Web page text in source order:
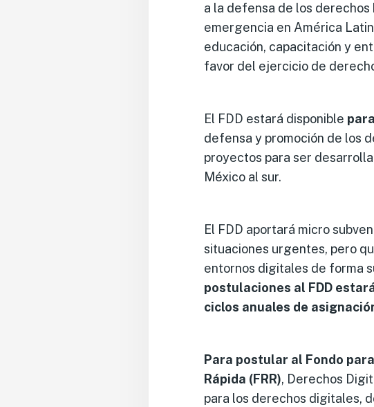
a la defensa de los
emergencia en América
educación, capacitación y
favor del ejercicio de
El FDD estará disponible
defensa y promoción de los
proyectos para ser
México al sur.
El FDD aportará micro
situaciones urgentes, pero
entornos digitales de forma
postulaciones al FDD
ciclos anuales de
Para postular al Fondo
Rápida (FRR), Derechos
para los derechos digitales,